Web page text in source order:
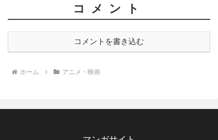
コメント
コメントを書き込む
ホーム アニメ・映画